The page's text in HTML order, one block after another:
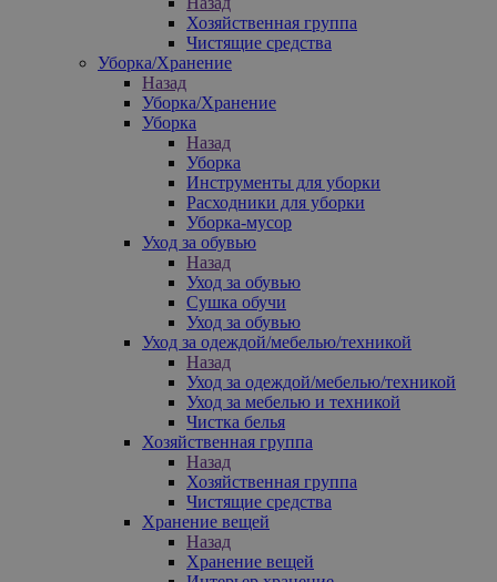
Хозяйственная группа
Чистящие средства
Уборка/Хранение
Назад
Уборка/Хранение
Уборка
Назад
Уборка
Инструменты для уборки
Расходники для уборки
Уборка-мусор
Уход за обувью
Назад
Уход за обувью
Сушка обучи
Уход за обувью
Уход за одеждой/мебелью/техникой
Назад
Уход за одеждой/мебелью/техникой
Уход за мебелью и техникой
Чистка белья
Хозяйственная группа
Назад
Хозяйственная группа
Чистящие средства
Хранение вещей
Назад
Хранение вещей